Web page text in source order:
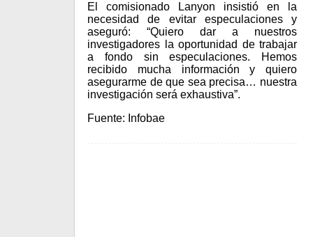
El comisionado Lanyon insistió en la
necesidad de evitar especulaciones y
aseguró: “Quiero dar a nuestros
investigadores la oportunidad de trabajar
a fondo sin especulaciones. Hemos
recibido mucha información y quiero
asegurarme de que sea precisa… nuestra
investigación será exhaustiva”.
Fuente: Infobae